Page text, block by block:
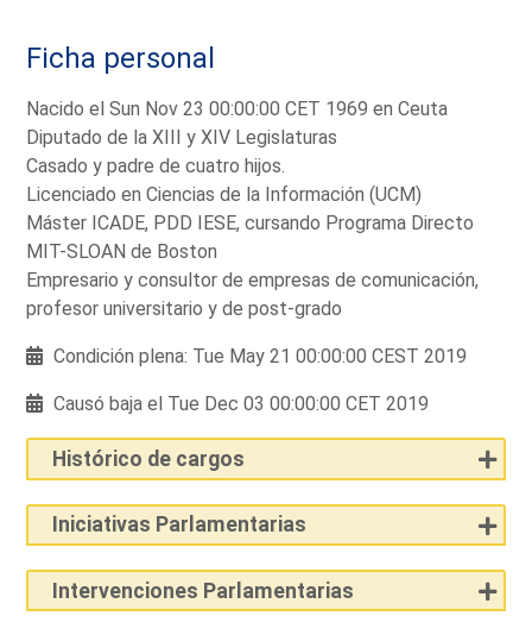
Ficha personal
Nacido el Sun Nov 23 00:00:00 CET 1969 en Ceuta
Diputado de la XIII y XIV Legislaturas
Casado y padre de cuatro hijos.
Licenciado en Ciencias de la Información (UCM)
Máster ICADE, PDD IESE, cursando Programa Directo
MIT-SLOAN de Boston
Empresario y consultor de empresas de comunicación,
profesor universitario y de post-grado
Condición plena: Tue May 21 00:00:00 CEST 2019
Causó baja el Tue Dec 03 00:00:00 CET 2019
Histórico de cargos
Iniciativas Parlamentarias
Intervenciones Parlamentarias